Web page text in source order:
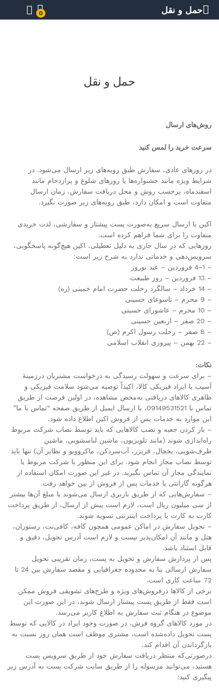
حمل و نقل 0
حمل و نقل
روش‌های ارسال
سرعت خرید را لمس کنید
در روزهای عادی، سفارش‌ طبق رویه‌های زیر ارسال می‌شود. در
شرایط ویژه مانند جشنواره‌ها یا روزهای شلوغ و پرازدحام مانند
اسفندماه، برحسب روش و محل دریافت سفارش، زمان ارسال
متفاوت است و امکان دارد، طبق رویه‌های زیر صورت نگیرد.
اکین با ارسال سریع‌ به‌صورت پست پیشتاز و سفارشی، لذت خریدی
متفاوت را برای شما فراهم کرده است.
روزهایی که در سال جاری به دلیل تعطیلی، اکین هیچ‌گونه پاسخگویی،
سرویس‌دهی و خدماتی ندارد به شرح زیر است:
– 1~4 فروردین – عید نوروز
– 13 فروردین – روز طبیعت
– 14 خرداد – سالگرد رحلت حضرت امام خمینی (ره)
– 9 محرم – تاسوعای حسینی
– 10 محرم – عاشورای حسینی
– 20 صفر – اربعین حسینی
– 8 صفر – رحلت رسول اکرم (ص)
– 22 بهمن – پیروزی انقلاب اسلامی
نکات:
– برای سرعت و سهولت رسیدگی به درخواست‌ مشتریان درزمینهٔ
آسیب‏‏ یا ایراد فیزیکی کالا، اکیداً توصیه می‌شود سلامت فیزیکی و
ظاهری کالاهای دریافتی به‌محض مشاهده، در اولین فرصت از طریق
تماس با 09149531521، یا ارسال ایمیل از طریق صفحه “تماس با ما”
این موارد به خدمات پس از فروش اکین اطلاع داده شود.
– باز کردن جعبه و نصب کالاهایی که باید توسط نصاب شرکت مربوط
راه‌اندازی شوند (مانند تلویزیون، ماشین لباسشویی، ماشین
ظرف‌شویی، یخچال، فریزر، آب‌سردکن، ماکروویو و نظایر آن) تنها باید
توسط نصاب مجاز انجام شود. برای این منظور با شرکت مربوط یا
نمایندگی مجاز آن تماس بگیرید. در غیر این صورت امکان استفاده از
هرگونه گارانتی یا خدمات پس از فروش از بین خواهد رفت.
– سفارش‌هایی که از طریق باربری ارسال می‌شوند یا مبلغ آن‌ها بیشتر
از سی میلیون ریال است، لازم است پیش از ارسال، از طریق پرداخت
کارت به کارت یا پرداخت اینترنتی تسویه شوند.
– تحویل سفارش در اماکن عمومی همچون کافه، کافی‌نت، رستوران،
هتل و مانند آن امکان‌پذیر نیست و لازم است آدرس تحویل، دقیق و
قابل استناد باشد.
پس از پردازش سفارش و تحویل به پست، زمان تقریبی تحویل
سفارش ارسالی بنا به محدوده جغرافیایی و مقصد سفارش بین 24 تا
72 ساعت کاری است.
برخی از کالاها درفروش‌های ویژه و طرح‌های تشویقی فروش ممکن
است فقط از طریق پست پیشتاز ارسال شوند، در این صورت این
موضوع در هنگام ثبت سفارش به اطلاع کاربر می‌رسد.
در مورد کالاهای گروه فرش، در صورت وجود ایراد در کالایی که توسط
پست تحویل داده‌شده است، مشتری موظف است همان روز نسبت به
بازگرداندن آن اقدام کند.
درصورتی‌که منتظر دریافت سفارش خود از طریق سرویس پست
هستید، می‌توانید مرسوله را از طریق سایت شرکت پست به آدرس زیر
پیگیری کنید: